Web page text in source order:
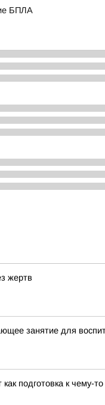
БПЛА
жертв
занятие для
подготовка к чему-